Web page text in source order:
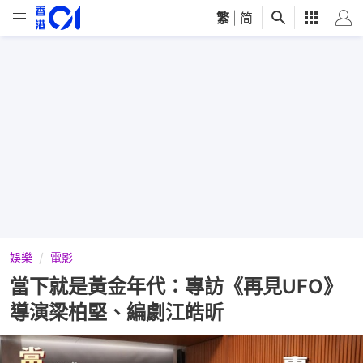
繁 简
娛樂 電影
當下就是黃金年代：專訪《再見UFO》
導演梁柏堅、編劇江皓昕